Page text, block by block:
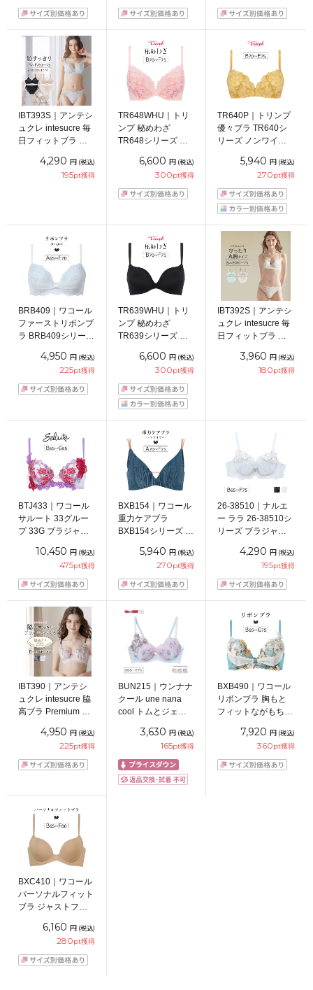
ダー65/70/75/80cm
65/70/75/80cm
65/70/75/80/85cm
IBT393S｜アンテシ
ュクレ intesucre 毎
日フィットブラ す
ブラセット くっき
り谷間メイク
4,290 円 (税込)
195pt獲得
TR648WHU｜トリ
ンプ 秘めわざ
TR648シリーズ ブ
BCDEFカップ アン
ダー65/70/75/80cm
6,600 円 (税込)
300pt獲得
TR640P｜トリンプ
優々ブラ TR640シ
リーズ ノンワイヤ
アンダー
65/70/75/80cm
5,940 円 (税込)
270pt獲得
BRB409｜ワコール
ファーストリボンブ
ラ BRB409シリーズ
ABCDEFカップ ア
65/70/75/80cm
4,950 円 (税込)
225pt獲得
TR639WHU｜トリ
ンプ 秘めわざ
TR639シリーズ ブ
BCDEFカップ アン
ダー65/70/75/80cm
6,600 円 (税込)
300pt獲得
IBT392S｜アンテシ
ュクレ intesucre 毎
日フィットブラ ぴ
ブラセット ナチュ
ラルバストメイク
3,960 円 (税込)
180pt獲得
BTJ433｜ワコール
サルート 33グルー
プ 33G ブラジャー
BCDEFGカップ ア
65/70/75/80cm
10,450 円 (税込)
475pt獲得
BXB154｜ワコール
重力ケアブラ
BXB154シリーズ ノ
ABCDEFカップ ア
65/70/75/80cm
5,940 円 (税込)
270pt獲得
26-38510｜ナルエ
ー ララ 26-38510シ
リーズ ブラジャー
モアフィット
BCDEFカップ アン
ダー65/70/75cm
4,290 円 (税込)
195pt獲得
IBT390｜アンテシ
ュクレ intesucre 脇
高ブラ Premium ブ
くらデコルテメイク
BCDEFGHIJカップ
アンダー
4,950 円 (税込)
225pt獲得
BUN215｜ウンナナ
クール une nana
cool トムとジェリ
ブラジャー単品
BCDEFカップ アン
ダー 65/70/75cm
3,630 円 (税込)
165pt獲得
BXB490｜ワコール
リボンブラ 胸もと
フィットながもち
ラジャー単品
BCDEFGカップ ア
ンダー65/70/75cm
7,920 円 (税込)
360pt獲得
BXC410｜ワコール
パーソナルフィット
ブラ ジャストフィ
ブラジャー単品
BCDEFカップ アン
ダー
6,160 円 (税込)
280pt獲得